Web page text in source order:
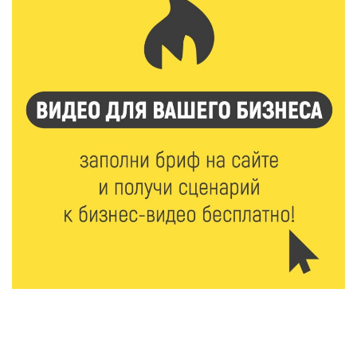
Забыл вещи в транспорте? Рассказываем, что ждёт
пассажиров по новым правилам
8 Авг 2026 12:12 1281
Более 40 миллионов на металлургию получил бизнес
Твери
От теории до практики: в детских лагерях Тверской
области проходят «Дни безопасности»